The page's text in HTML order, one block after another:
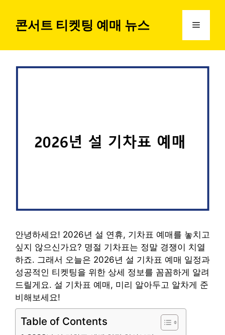
콘서트 티켓팅 예매 뉴스 메
안녕하세요! 2026년 설 연휴, 기차표 예매를 놓치고
싶지 않으신가요? 명절 기차표는 정말 경쟁이 치열
하죠. 그래서 오늘은 2026년 설 기차표 예매 일정과
성공적인 티켓팅을 위한 상세 정보를 꼼꼼하게 알려
드릴게요. 설 기차표 예매, 미리 알아두고 알차게 준
비해보세요!
Table of Contents